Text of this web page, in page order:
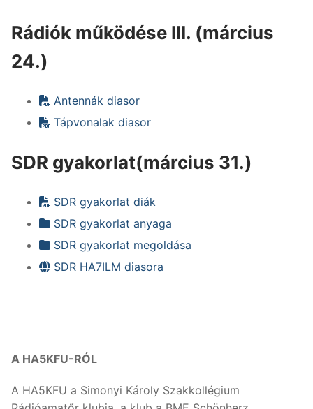
Rádiók működése III. (március
24.)
Antennák diasor
Tápvonalak diasor
SDR gyakorlat(március 31.)
SDR gyakorlat diák
SDR gyakorlat anyaga
SDR gyakorlat megoldása
SDR HA7ILM diasora
A HA5KFU-RÓL
A HA5KFU a Simonyi Károly Szakkollégium